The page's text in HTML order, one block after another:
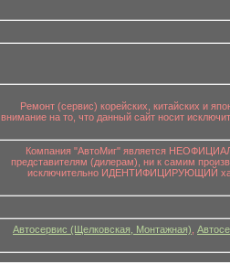
информационный контент
Ремонт (сервис) корейских, китайских и
внимание на то, что данный сайт носит
Компания "АвтоМиг" является
представителям (дилерам), ни к самим
исключительно ИДЕНТИФИЦИРУЮЩИЙ
Автосервис (Щелковская, Монтажная)